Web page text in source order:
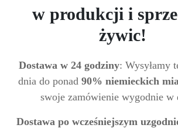
w produkcji i
żywic!
Dostawa w 24 godziny: Wysyłamy
dnia do ponad 90% niemieckich
swoje zamówienie wygodnie w
Dostawa po wcześniejszym